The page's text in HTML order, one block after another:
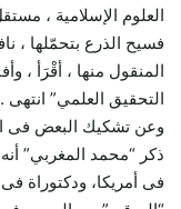
العلوم الإسلامية ،
فسيح الذرع بتحمّلها ،
المنقول منها ، أقْرَأ ،
التحقيق العلمي” انتهى .
وعن تشكيك البعض فى
ذكر “محمد المغربي”
فى أمريكا، ودكتوراة